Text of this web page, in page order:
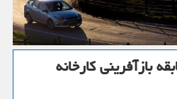
بازآفرینی كارخانه